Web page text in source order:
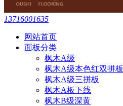
13716001635
网站首页
面板分类
枫木A级
枫木A级本色红双拼板
枫木A级三拼板
枫木A板下线
枫木B级深黄